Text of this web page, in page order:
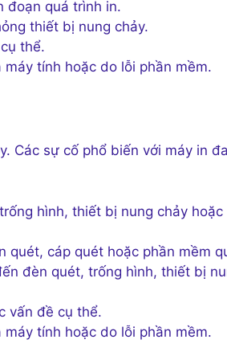
đoạn quá trình in.
thiết bị nung chảy.
thể.
tính hoặc do lỗi phần mềm.
Các sự cố phổ biến với máy in đa
hình, thiết bị nung chảy hoặc
quét, cáp quét hoặc phần mềm
đèn quét, trống hình, thiết bị
vấn đề cụ thể.
tính hoặc do lỗi phần mềm.